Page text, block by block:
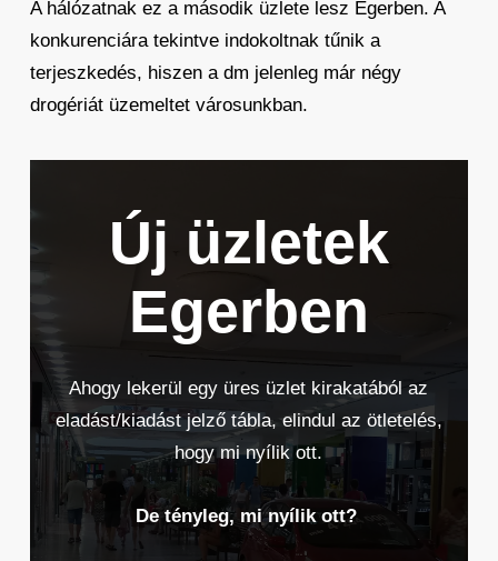
A hálózatnak ez a második üzlete lesz Egerben. A
konkurenciára tekintve indokoltnak tűnik a
terjeszkedés, hiszen a dm jelenleg már négy
drogériát üzemeltet városunkban.
Új üzletek
Egerben
Ahogy lekerül egy üres üzlet kirakatából az
eladást/kiadást jelző tábla, elindul az ötletelés,
hogy mi nyílik ott.
De tényleg, mi nyílik ott?